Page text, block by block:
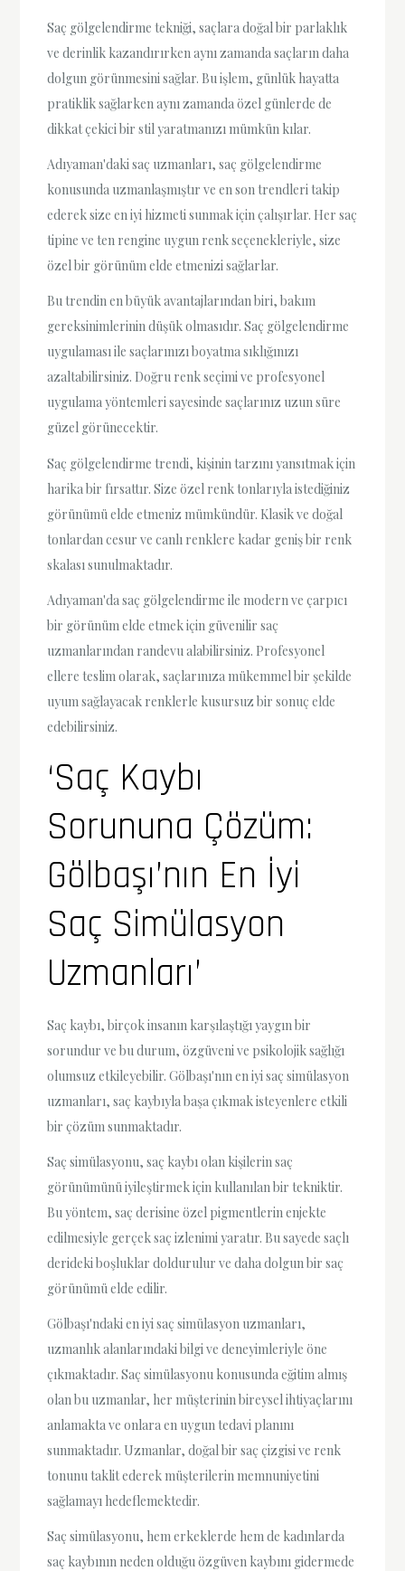
Saç gölgelendirme tekniği, saçlara doğal bir parlaklık
ve derinlik kazandırırken aynı zamanda saçların daha
dolgun görünmesini sağlar. Bu işlem, günlük hayatta
pratiklik sağlarken aynı zamanda özel günlerde de
dikkat çekici bir stil yaratmanızı mümkün kılar.
Adıyaman'daki saç uzmanları, saç gölgelendirme
konusunda uzmanlaşmıştır ve en son trendleri takip
ederek size en iyi hizmeti sunmak için çalışırlar. Her saç
tipine ve ten rengine uygun renk seçenekleriyle, size
özel bir görünüm elde etmenizi sağlarlar.
Bu trendin en büyük avantajlarından biri, bakım
gereksinimlerinin düşük olmasıdır. Saç gölgelendirme
uygulaması ile saçlarınızı boyatma sıklığınızı
azaltabilirsiniz. Doğru renk seçimi ve profesyonel
uygulama yöntemleri sayesinde saçlarınız uzun süre
güzel görünecektir.
Saç gölgelendirme trendi, kişinin tarzını yansıtmak için
harika bir fırsattır. Size özel renk tonlarıyla istediğiniz
görünümü elde etmeniz mümkündür. Klasik ve doğal
tonlardan cesur ve canlı renklere kadar geniş bir renk
skalası sunulmaktadır.
Adıyaman'da saç gölgelendirme ile modern ve çarpıcı
bir görünüm elde etmek için güvenilir saç
uzmanlarından randevu alabilirsiniz. Profesyonel
ellere teslim olarak, saçlarınıza mükemmel bir şekilde
uyum sağlayacak renklerle kusursuz bir sonuç elde
edebilirsiniz.
‘Saç Kaybı
Sorununa Çözüm:
Gölbaşı’nın En İyi
Saç Simülasyon
Uzmanları’
Saç kaybı, birçok insanın karşılaştığı yaygın bir
sorundur ve bu durum, özgüveni ve psikolojik sağlığı
olumsuz etkileyebilir. Gölbaşı'nın en iyi saç simülasyon
uzmanları, saç kaybıyla başa çıkmak isteyenlere etkili
bir çözüm sunmaktadır.
Saç simülasyonu, saç kaybı olan kişilerin saç
görünümünü iyileştirmek için kullanılan bir tekniktir.
Bu yöntem, saç derisine özel pigmentlerin enjekte
edilmesiyle gerçek saç izlenimi yaratır. Bu sayede saçlı
derideki boşluklar doldurulur ve daha dolgun bir saç
görünümü elde edilir.
Gölbaşı'ndaki en iyi saç simülasyon uzmanları,
uzmanlık alanlarındaki bilgi ve deneyimleriyle öne
çıkmaktadır. Saç simülasyonu konusunda eğitim almış
olan bu uzmanlar, her müşterinin bireysel ihtiyaçlarını
anlamakta ve onlara en uygun tedavi planını
sunmaktadır. Uzmanlar, doğal bir saç çizgisi ve renk
tonunu taklit ederek müşterilerin memnuniyetini
sağlamayı hedeflemektedir.
Saç simülasyonu, hem erkeklerde hem de kadınlarda
saç kaybının neden olduğu özgüven kaybını gidermede